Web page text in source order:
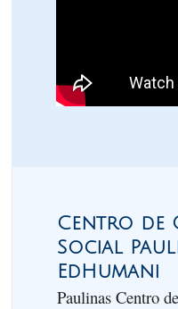
Centro de
Social
EdHumani
Paulinas Centro